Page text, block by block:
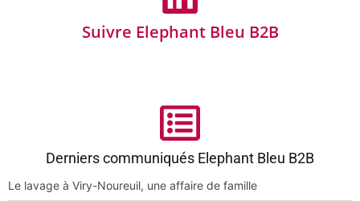
Suivre Elephant Bleu B2B
Derniers communiqués Elephant Bleu B2B
Le lavage à Viry-Noureuil, une affaire de famille